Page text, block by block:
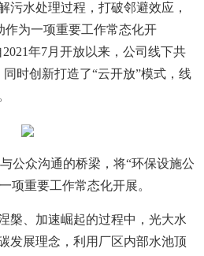
污水处理过程，打破邻避效应，
作为一项重要工作常态化开
年7月开放以来，公司线下共
时创新打造了“云开放”模式，线
众沟通的桥梁，将“环保设施公
项重要工作常态化开展。
、加速崛起的过程中，光大水
发展理念，利用厂区内部水池顶